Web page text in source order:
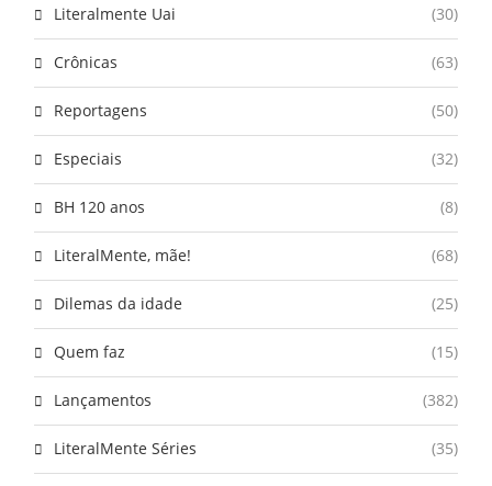
Literalmente Uai (30)
Crônicas (63)
Reportagens (50)
Especiais (32)
BH 120 anos (8)
LiteralMente, mãe! (68)
Dilemas da idade (25)
Quem faz (15)
Lançamentos (382)
LiteralMente Séries (35)